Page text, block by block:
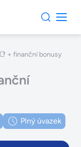
+ finanční bonusy
Plný úvazek